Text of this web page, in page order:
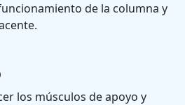
de la columna y
los músculos de apoyo y